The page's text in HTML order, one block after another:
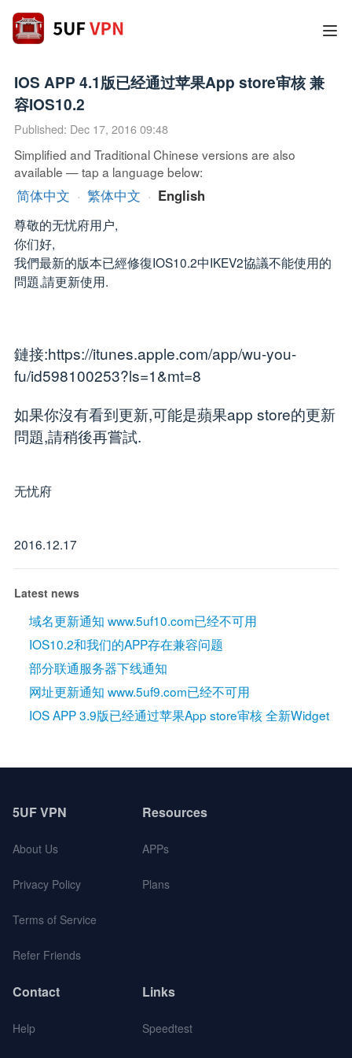
IOS APP 4.1版已经通过苹果App store审核 兼
容IOS10.2
Published: Dec 17, 2016 09:48
Simplified and Traditional Chinese versions are also
available — tap a language below:
简体中文 · 繁体中文 · English
尊敬的无忧府用户,
你们好,
我們最新的版本已經修復IOS10.2中IKEV2協議不能使用的
問題,請更新使用.
鏈接:https://itunes.apple.com/app/wu-you-
fu/id598100253?ls=1&mt=8
如果你沒有看到更新,可能是蘋果app store的更新
問題,請稍後再嘗試.
无忧府
2016.12.17
Latest news
域名更新通知 www.5uf10.com已经不可用
IOS10.2和我们的APP存在兼容问题
部分联通服务器下线通知
网址更新通知 www.5uf9.com已经不可用
IOS APP 3.9版已经通过苹果App store审核 全新Widget
5UF VPN
About Us
Privacy Policy
Terms of Service
Refer Friends
Resources
APPs
Plans
Contact
Help
Links
Speedtest